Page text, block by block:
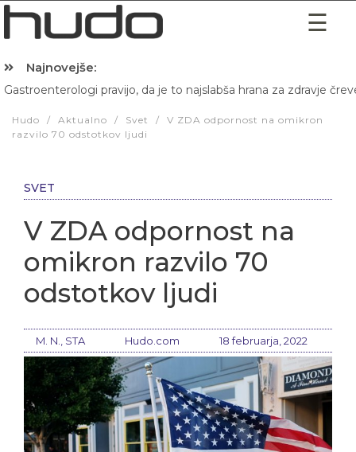
Najnovejše:
Gastroenterologi pravijo, da je to najslabša hrana za zdravje
Hudo / Aktualno / Svet /
V ZDA odpornost na omikron
razvilo 70 odstotkov ljudi
SVET
V ZDA odpornost na
omikron razvilo 70
odstotkov ljudi
M. N., STA Hudo.com 18 februarja, 2022